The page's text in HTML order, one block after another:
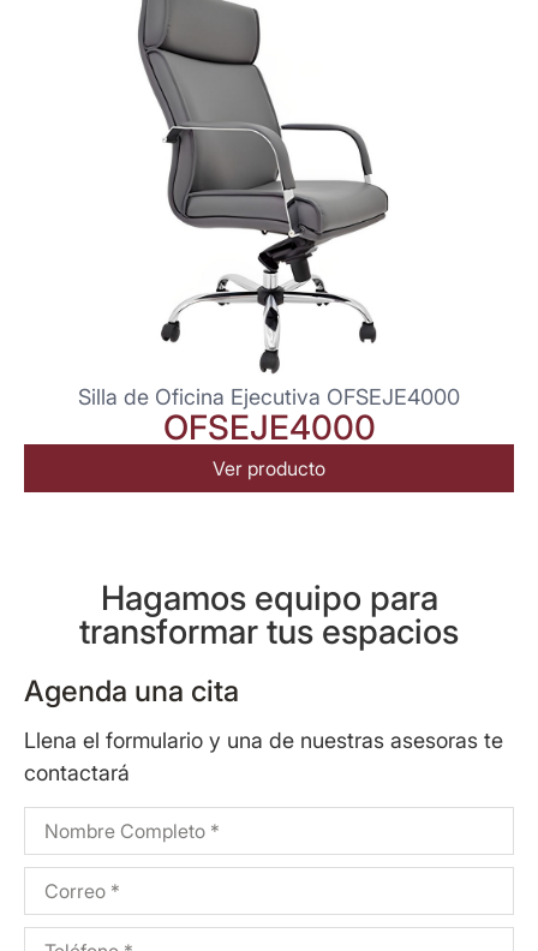
Silla de Oficina Ejecutiva OFSEJE4000
OFSEJE4000
Ver producto
Hagamos equipo para
transformar tus espacios
Agenda una cita
Llena el formulario y una de nuestras asesoras te
contactará